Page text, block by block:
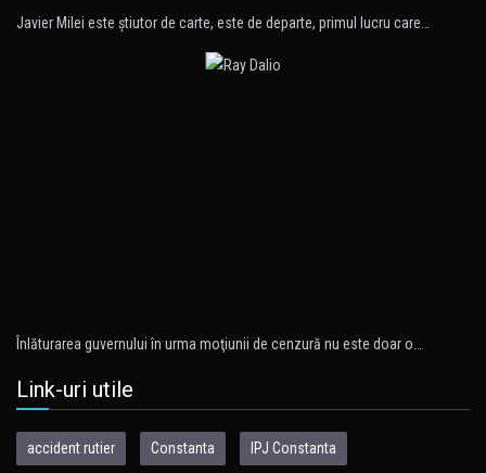
Javier Milei este ştiutor de carte, este de departe, primul lucru care…
Înlăturarea guvernului în urma moţiunii de cenzură nu este doar o…
Link-uri utile
accident rutier Constanta IPJ Constanta